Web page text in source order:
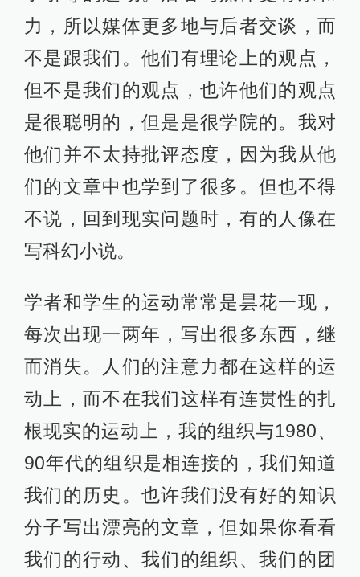
力，所以媒体更多地与后者交谈，而
不是跟我们。他们有理论上的观点，
但不是我们的观点，也许他们的观点
是很聪明的，但是是很学院的。我对
他们并不太持批评态度，因为我从他
们的文章中也学到了很多。但也不得
不说，回到现实问题时，有的人像在
写科幻小说。
学者和学生的运动常常是昙花一现，
每次出现一两年，写出很多东西，继
而消失。人们的注意力都在这样的运
动上，而不在我们这样有连贯性的扎
根现实的运动上，我的组织与1980、
90年代的组织是相连接的，我们知道
我们的历史。也许我们没有好的知识
分子写出漂亮的文章，但如果你看看
我们的行动、我们的组织、我们的团